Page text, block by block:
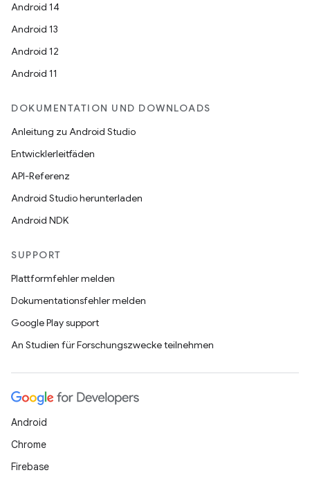
Android 14
Android 13
Android 12
Android 11
DOKUMENTATION UND DOWNLOADS
Anleitung zu Android Studio
Entwicklerleitfäden
API-Referenz
Android Studio herunterladen
Android NDK
SUPPORT
Plattformfehler melden
Dokumentationsfehler melden
Google Play support
An Studien für Forschungszwecke teilnehmen
Android
Chrome
Firebase